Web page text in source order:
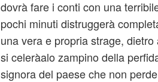
dovrà fare i conti con una
pochi minuti distruggerà
una vera e propria strage,
si celeràalo zampino della
signora del paese che non